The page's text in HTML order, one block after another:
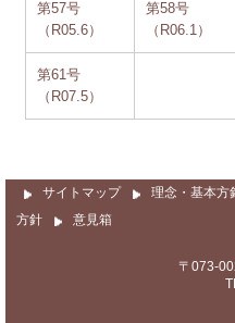
第57号
（R05.6）
第58号
（R06.1）
第61号
（R07.5）
サイトマップ 理念・基本方
方針
意見箱
〒073-